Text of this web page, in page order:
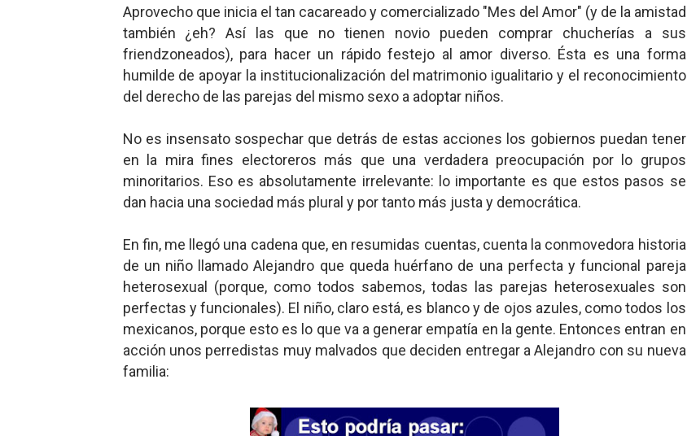
Mis historias favoritas de Superman
Transformers: ¿Una película marxista?
Gentile: Lo que debes entender sobre el fascismo
Definiendo: ¿Qué es el fascismo?
Panorama del nuevo fascismo mundial: Verano de 2026
Aprovecho que inicia el tan cacareado y comercializado "Mes del Amor" (y de la amistad
también ¿eh? Así las que no tienen novio pueden comprar chucherías a sus
friendzoneados), para hacer un rápido festejo al amor diverso. Ésta es una forma
humilde de apoyar la institucionalización del matrimonio igualitario y el reconocimiento
del derecho de las parejas del mismo sexo a adoptar niños.
No es insensato sospechar que detrás de estas acciones los gobiernos puedan tener
en la mira fines electoreros más que una verdadera preocupación por lo grupos
minoritarios. Eso es absolutamente irrelevante: lo importante es que estos pasos se
dan hacia una sociedad más plural y por tanto más justa y democrática.
En fin, me llegó una cadena que, en resumidas cuentas, cuenta la conmovedora historia
de un niño llamado Alejandro que queda huérfano de una perfecta y funcional pareja
heterosexual (porque, como todos sabemos, todas las parejas heterosexuales son
perfectas y funcionales). El niño, claro está, es blanco y de ojos azules, como todos los
mexicanos, porque esto es lo que va a generar empatía en la gente. Entonces entran en
acción unos perredistas muy malvados que deciden entregar a Alejandro con su nueva
familia: